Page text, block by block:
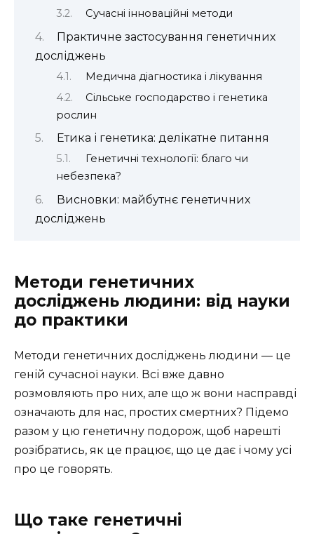
Сучасні інноваційні методи
Практичне застосування генетичних
досліджень
Медична діагностика і лікування
Сільське господарство і генетика
рослин
Етика і генетика: делікатне питання
Генетичні технології: благо чи
небезпека?
Висновки: майбутнє генетичних
досліджень
Методи генетичних
досліджень людини: від науки
до практики
Методи генетичних досліджень людини — це
геній сучасної науки. Всі вже давно
розмовляють про них, але що ж вони насправді
означають для нас, простих смертних? Підемо
разом у цю генетичну подорож, щоб нарешті
розібратись, як це працює, що це дає і чому усі
про це говорять.
Що таке генетичні